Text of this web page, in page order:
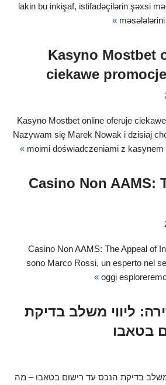
lakin bu inkişaf, istifadəçilərin şəxsi
Kasyno Mostbet
ciekawe
Kasyno Mostbet online oferuje
Nazywam się Marek Nowak i dzisiaj
moimi doświadczeniami z
Casino Non AAMS:
Casino Non AAMS: The Appeal of
sono Marco Rossi, un esperto nel
oggi
ליווי משלב בדיקת
בטאבו
משלב בדיקת הנכס עד רישום בטאבו – מה